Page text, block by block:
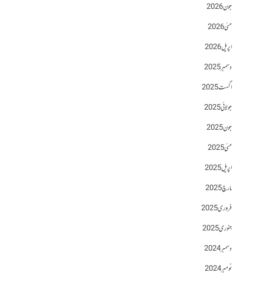
جون 2026
مئی 2026
اپریل 2026
دسمبر 2025
اگست 2025
جولائی 2025
جون 2025
مئی 2025
اپریل 2025
مارچ 2025
فروری 2025
جنوری 2025
دسمبر 2024
نومبر 2024